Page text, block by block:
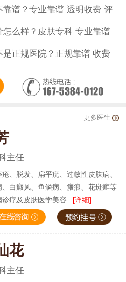
谱？专业靠谱 透明收费 评
么样？皮肤专科 专业靠谱
正规医院？正规靠谱 收费
更多医生
主任
、脱发、扁平疣、过敏性皮肤病、
、白癜风、鱼鳞病、瘢痕、花斑癣等
诊疗及皮肤医学美容... [详细]
花
主任